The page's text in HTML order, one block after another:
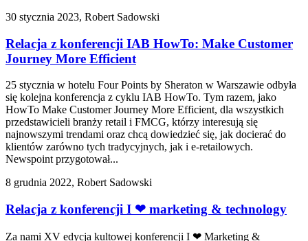
30 stycznia 2023, Robert Sadowski
Relacja z konferencji IAB HowTo: Make Customer
Journey More Efficient
25 stycznia w hotelu Four Points by Sheraton w Warszawie odbyła
się kolejna konferencja z cyklu IAB HowTo. Tym razem, jako
HowTo Make Customer Journey More Efficient, dla wszystkich
przedstawicieli branży retail i FMCG, którzy interesują się
najnowszymi trendami oraz chcą dowiedzieć się, jak docierać do
klientów zarówno tych tradycyjnych, jak i e-retailowych.
Newspoint przygotował...
8 grudnia 2022, Robert Sadowski
Relacja z konferencji I ❤ marketing & technology
Za nami XV edycja kultowej konferencji I ❤ Marketing &